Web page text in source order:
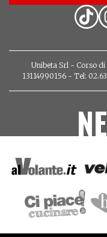
Unibeta Srl - Corso
13114990156 - Tel: